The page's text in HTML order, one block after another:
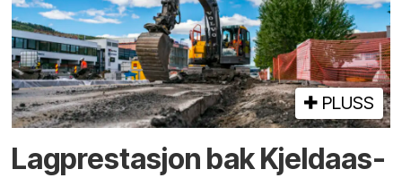
PLUSS
Lagprestasjon bak Kjeldaas-